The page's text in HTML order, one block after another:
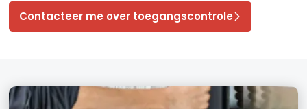
Contacteer me over toegangscontrole